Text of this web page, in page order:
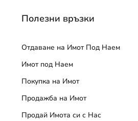
Полезни връзки
Отдаване на Имот Под Наем
Имот под Наем
Покупка на Имот
Продажба на Имот
Продай Имота си с Нас